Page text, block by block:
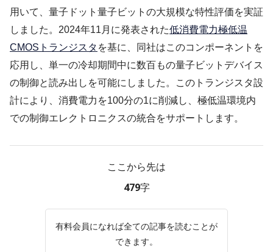
用いて、量子ドット量子ビットの大規模な特性評価を実証
しました。2024年11月に発表された低消費電力極低温
CMOSトランジスタ を基に、同社はこのコンポーネントを
応用し、単一の冷却期間中に数百もの量子ビットデバイス
の制御と読み出しを可能にしました。このトランジスタ設
計により、消費電力を100分の1に削減し、極低温環境内
での制御エレクトロニクスの統合をサポートします。
ここから先は
479字
有料会員になれば全ての記事を読むことが
できます。